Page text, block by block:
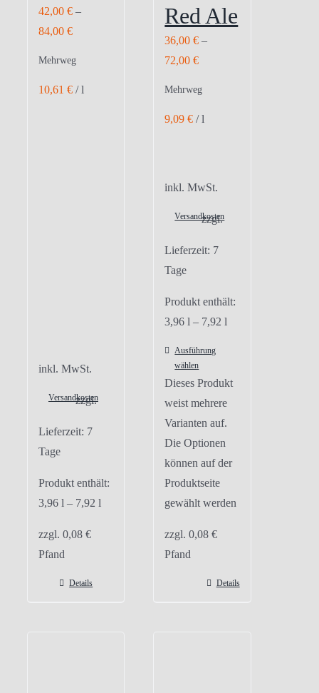
42,00 € –
84,00 €
Mehrweg
10,61 € /l
inkl. MwSt.
zzgl.
Versandkosten
Lieferzeit: 7
Tage
Produkt enthält:
3,96 l – 7,92 l
zzgl. 0,08 €
Pfand
Details
Red Ale
36,00€ –
72,00€
Mehrweg
9,09€ /l
inkl. MwSt.
zzgl.
Versandkosten
Lieferzeit: 7
Tage
Produkt enthält:
3,96l – 7,92l
Ausführung
wählen
Dieses Produkt
weist mehrere
Varianten auf.
Die Optionen
können auf der
Produktseite
gewählt werden
zzgl.0,08€
Pfand
Details